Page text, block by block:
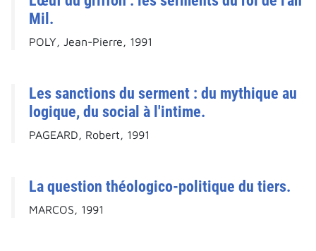
Mil.
POLY, Jean-Pierre, 1991
Les sanctions du serment : du mythique au
logique, du social à l'intime.
PAGEARD, Robert, 1991
La question théologico-politique du tiers.
MARCOS, 1991